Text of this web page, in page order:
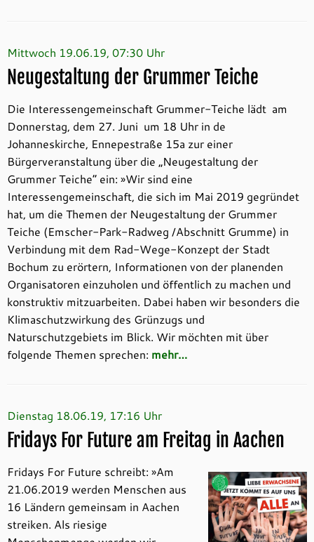
Mittwoch 19.06.19, 07:30 Uhr
Neugestaltung der Grummer Teiche
Die Interessengemeinschaft Grummer-Teiche lädt am
Donnerstag, dem 27. Juni um 18 Uhr in de
Johanneskirche, Ennepestraße 15a zur einer
Bürgerveranstaltung über die „Neugestaltung der
Grummer Teiche“ ein: »Wir sind eine
Interessengemeinschaft, die sich im Mai 2019 gegründet
hat, um die Themen der Neugestaltung der Grummer
Teiche (Emscher-Park-Radweg /Abschnitt Grumme) in
Verbindung mit dem Rad-Wege-Konzept der Stadt
Bochum zu erörtern, Informationen von der planenden
Organisatoren einzuholen und öffentlich zu machen und
konstruktiv mitzuarbeiten. Dabei haben wir besonders die
Klimaschutzwirkung des Grünzugs und
Naturschutzgebiets im Blick. Wir möchten mit über
folgende Themen sprechen: mehr…
Dienstag 18.06.19, 17:16 Uhr
Fridays For Future am Freitag in Aachen
Fridays For Future schreibt: »Am
21.06.2019 werden Menschen aus
16 Ländern gemeinsam in Aachen
streiken. Als riesige